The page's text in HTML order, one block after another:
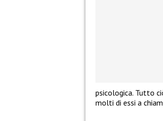
psicologica. Tutto
molti di essi a